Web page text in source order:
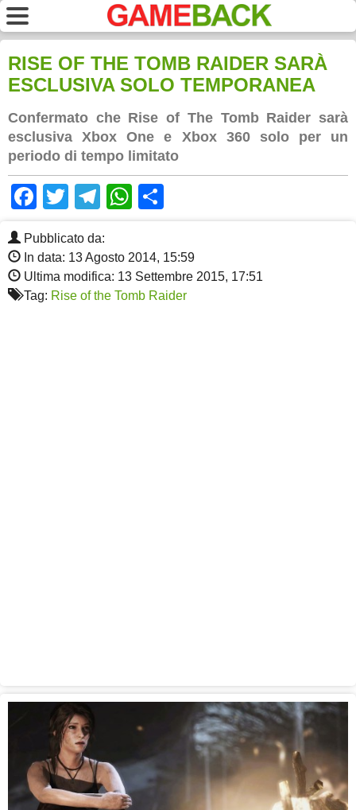
RISE OF THE TOMB RAIDER SARÀ
ESCLUSIVA SOLO TEMPORANEA
Confermato che Rise of The Tomb Raider sarà
esclusiva Xbox One e Xbox 360 solo per un
periodo di tempo limitato
Facebook
TwitterTelegram
WhatsApp
Pubblicato da:
In data: 13 Agosto 2014, 15:59
Ultima modifica: 13 Settembre 2015, 17:51
Tag: Rise of the Tomb Raider